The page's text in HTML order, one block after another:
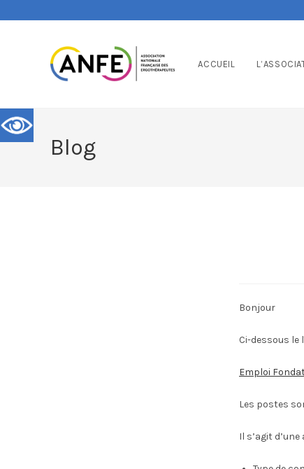
ACCUEIL
Blog
Bonjour
Ci-dessous
Emploi
Les postes
Il s’agit